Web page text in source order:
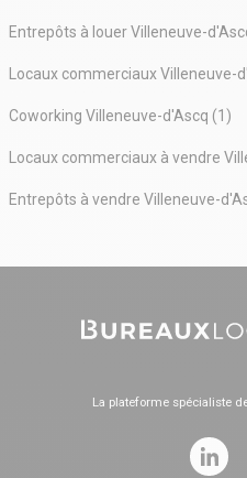
Entrepôts à louer Villeneuve-
Locaux commerciaux Villeneuve-
Coworking Villeneuve-d'Ascq (1)
Locaux commerciaux à vendre
Entrepôts à vendre Villeneuve-
La plateforme spécialiste